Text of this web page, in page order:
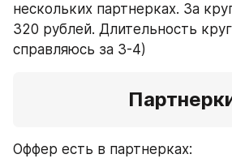
нескольких партнерках. За
320 рублей. Длительность
справляюсь за 3-4)
Оффер есть в партнерках: